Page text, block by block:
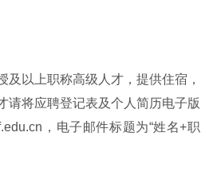
及以上职称高级人才，提供住宿，
请将应聘登记表及个人简历电子版
，电子邮件标题为“姓名+职